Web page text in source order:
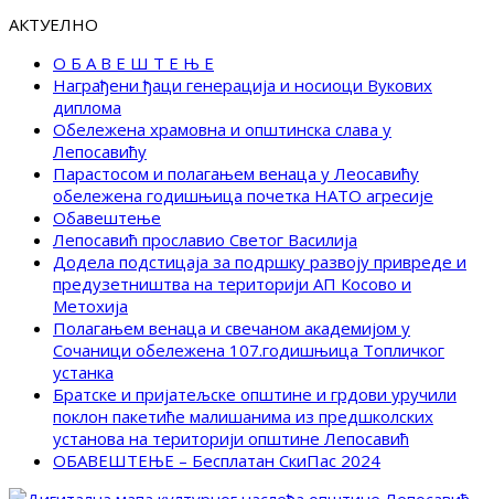
АКТУЕЛНО
О Б А В Е Ш Т Е Њ Е
Награђени ђаци генерација и носиоци Вукових
диплома
Обележена храмовна и општинска слава у
Лепосавићу
Парастосом и полагањем венаца у Леосавићу
обележена годишњица почетка НАТО агресије
Обавештење
Лепосавић прославио Светог Василија
Додела подстицаја за подршку развоју привреде и
предузетништва на територији АП Косово и
Метохија
Полагањем венаца и свечаном академијом у
Сочаници обележена 107.годишњица Топличког
устанка
Братске и пријатељске општине и грдови уручили
поклон пакетиће малишанима из предшколских
установа на територији општине Лепосавић
ОБАВЕШТЕЊЕ – Бесплатан СкиПас 2024